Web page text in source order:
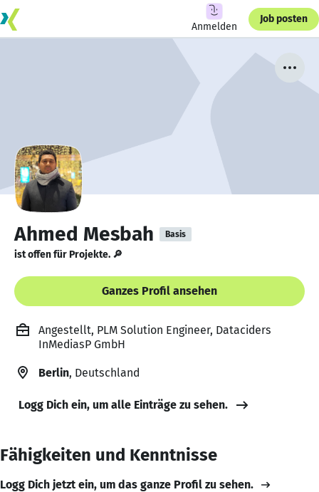
Anmelden
Job posten
Ahmed Mesbah Basis
ist offen für Projekte. 🔎
Ganzes Profil ansehen
Angestellt, PLM Solution Engineer, Dataciders
InMediasP GmbH
Berlin, Deutschland
Logg Dich ein, um alle Einträge zu sehen.
Fähigkeiten und Kenntnisse
Logg Dich jetzt ein, um das ganze Profil zu sehen.